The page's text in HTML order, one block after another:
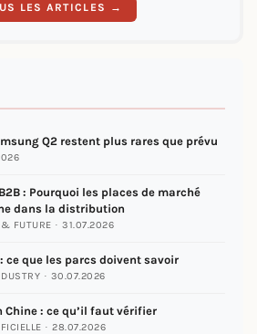
LES ARTICLES →
Q2 restent plus rares que prévu
: Pourquoi les places de marché
dans la distribution
FUTURE · 31.07.2026
ce que les parcs doivent savoir
· 30.07.2026
Chine : ce qu’il faut vérifier
· 28.07.2026